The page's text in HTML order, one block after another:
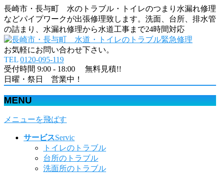
長崎市・長与町 水のトラブル・トイレのつまり水漏れ修理
などパイプワークが出張修理致します。洗面、台所、排水管
の詰まり、水漏れ修理から水道工事まで24時間対応
お気軽にお問い合わせ下さい。
TEL 0120-095-119
受付時間 9:00 - 18:00 無料見積!!
日曜・祭日 営業中！
MENU
メニューを飛ばす
サービスServic
トイレのトラブル
台所のトラブル
洗面所のトラブル